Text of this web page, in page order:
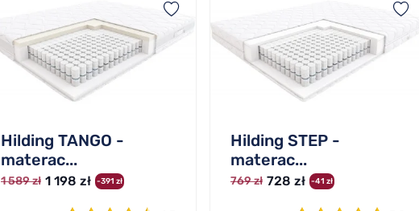
Hilding TANGO -
materac...
1 589 zł 1 198 zł -391 zł
Hilding STEP -
materac...
769 zł 728 zł -41 zł